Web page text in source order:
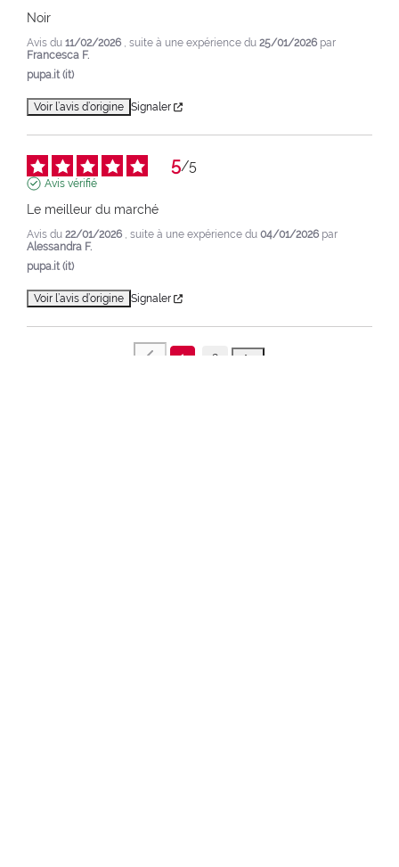
Noir
Avis du 11/02/2026 , suite à une expérience du 25/01/2026 par
Francesca F.
pupa.it (it)
Voir l’avis d’origine Signaler
5/5
Avis vérifié
Le meilleur du marché
Avis du 22/01/2026 , suite à une expérience du 04/01/2026 par
Alessandra F.
pupa.it (it)
Voir l’avis d’origine Signaler
1 2